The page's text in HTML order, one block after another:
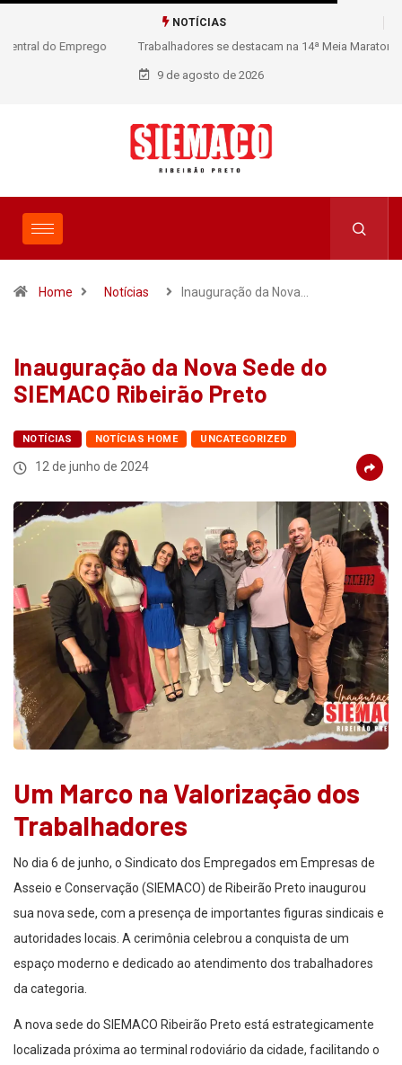
NOTÍCIAS
Trabalhadores se destacam na 14ª Meia Maratona Internacional de
Ribeirão Preto
9 de agosto de 2026
Home Notícias Inauguração da Nova…
Inauguração da Nova Sede do
SIEMACO Ribeirão Preto
NOTÍCIAS NOTÍCIAS HOME UNCATEGORIZED
12 de junho de 2024
Um Marco na Valorização dos
Trabalhadores
No dia 6 de junho, o Sindicato dos Empregados em Empresas de
Asseio e Conservação (SIEMACO) de Ribeirão Preto inaugurou
sua nova sede, com a presença de importantes figuras sindicais e
autoridades locais. A cerimônia celebrou a conquista de um
espaço moderno e dedicado ao atendimento dos trabalhadores
da categoria.
A nova sede do SIEMACO Ribeirão Preto está estrategicamente
localizada próxima ao terminal rodoviário da cidade, facilitando o